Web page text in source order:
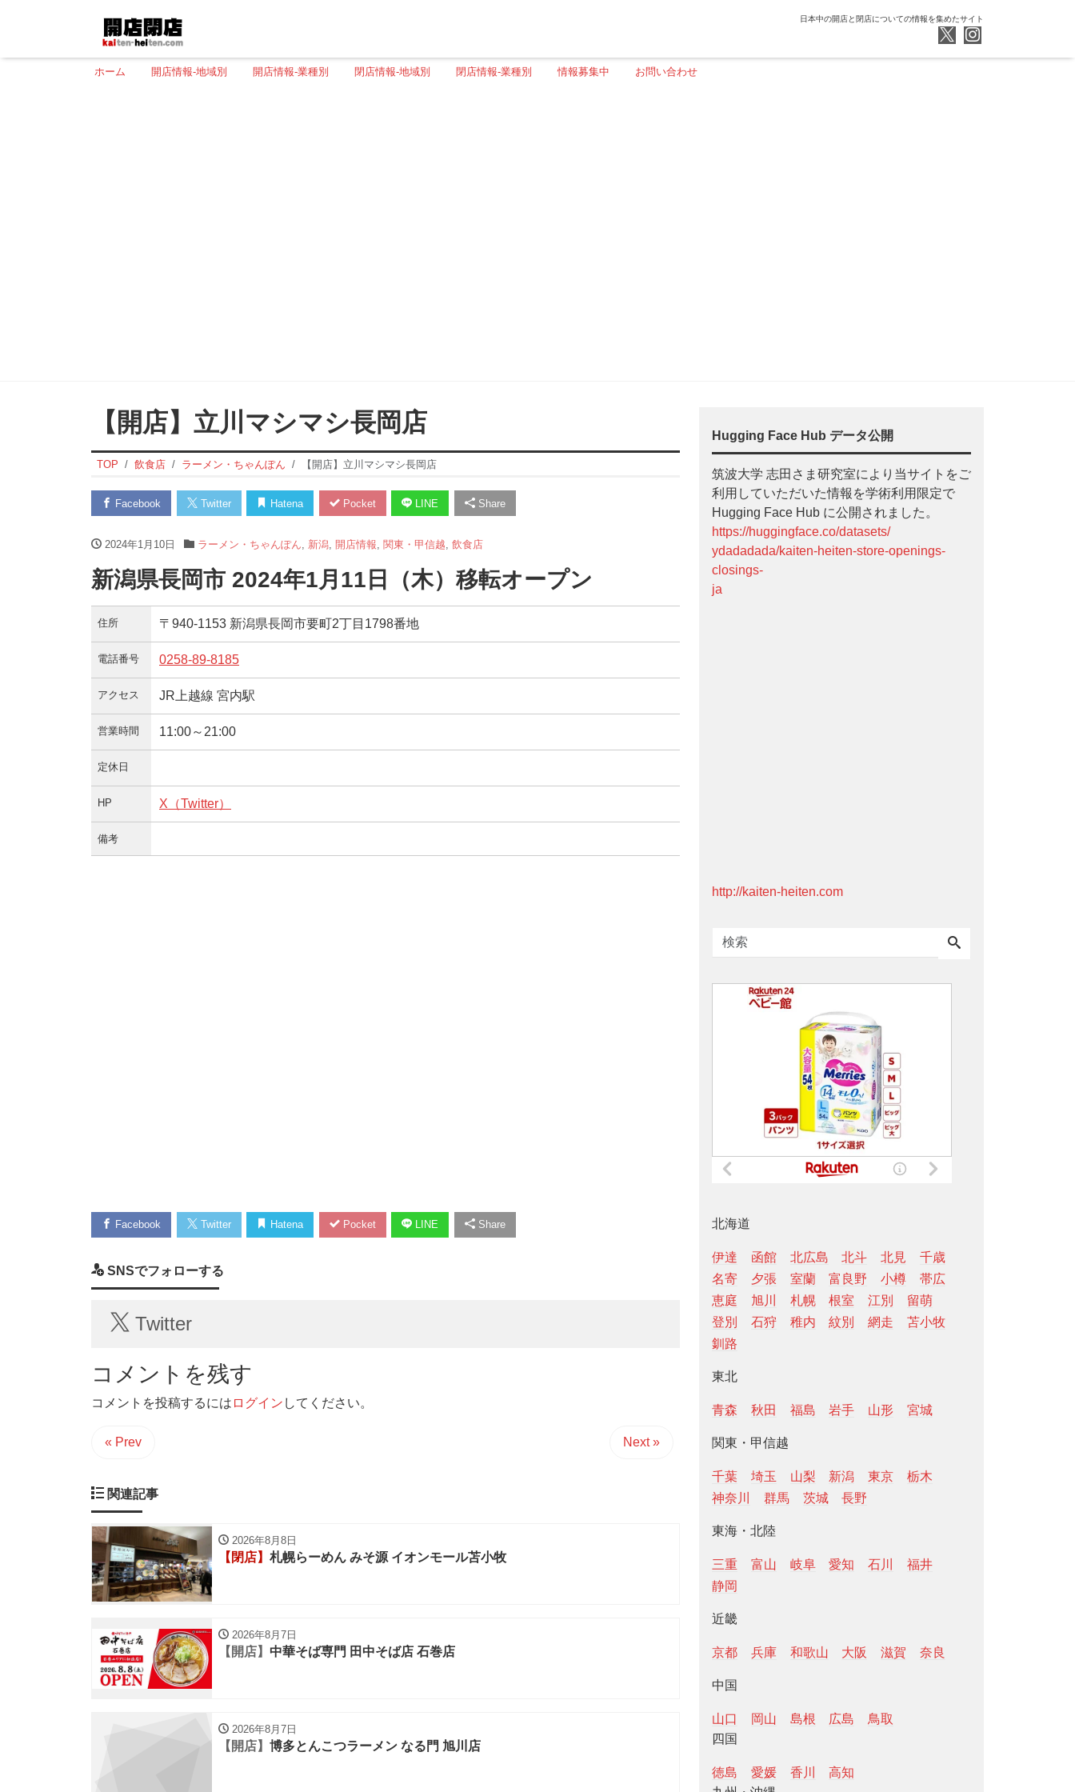
日本中の開店と閉店についての情報を集めたサイト
ホーム 開店情報-地域別 開店情報-業種別 閉店情報-地域別 閉店情報-業種別 情報募集中 お問い合わせ
【開店】立川マシマシ長岡店
TOP 飲食店 ラーメン・ちゃんぽん 【開店】立川マシマシ長岡店
Facebook Twitter Hatena Pocket LINE Share
2024年1月10日 ラーメン・ちゃんぽん 新潟, 開店情報 関東・甲信越 飲食店
新潟県長岡市 2024年1月11日（木）移転オープン
住所 〒940-1153 新潟県長岡市要町2丁目1798番地
電話番号 0258-89-8185
アクセス JR上越線 宮内駅
営業時間 11:00～21:00
定休日
HP X（Twitter）
備考
Facebook Twitter Hatena Pocket LINE Share
SNSでフォローする
Twitter
コメントを残す
コメントを投稿するには ログイン してください。
« Prev Next »
関連記事
2026年8月8日
【閉店】 札幌らーめん みそ源 イオンモール苫小牧
2026年8月7日
【開店】 中華そば専門 田中そば店 石巻店
2026年8月7日
【開店】 博多とんこつラーメン なる門 旭川店
Hugging Face Hub データ公開
筑波大学 志田さま研究室により当サイトをご
利用していただいた情報を学術利用限定で
Hugging Face Hub に公開されました。
https://huggingface.co/datasets/
ydadadada/kaiten-heiten-store-openings-
closings-
ja
http://kaiten-heiten.com
北海道
伊達 函館 北広島 北斗 北見
千歳
名寄
夕張 室蘭 富良野 小樽
帯広
恵庭
旭川 札幌 根室 江別
留萌
登別
石狩 稚内 紋別 網走
苫小牧
釧路
東北
青森 秋田 福島 岩手 山形 宮城
関東・甲信越
千葉 埼玉 山梨 新潟 東京
栃木
神奈川
群馬 茨城 長野
東海・北陸
三重 富山 岐阜 愛知 石川
福井
静岡
近畿
京都 兵庫 和歌山 大阪 滋賀 奈良
中国
山口 岡山 島根 広島
鳥取
四国
徳島 愛媛 香川
高知